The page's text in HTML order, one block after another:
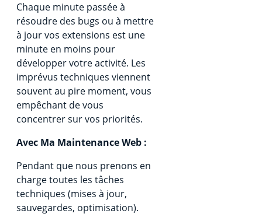
Chaque minute passée à
résoudre des bugs ou à mettre
à jour vos extensions est une
minute en moins pour
développer votre activité. Les
imprévus techniques viennent
souvent au pire moment, vous
empêchant de vous
concentrer sur vos priorités.
Avec Ma Maintenance Web :
Pendant que nous prenons en
charge toutes les tâches
techniques (mises à jour,
sauvegardes, optimisation).